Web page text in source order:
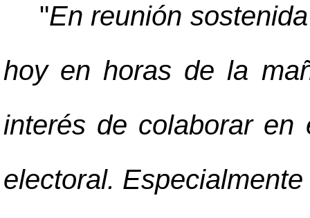
"En reunión
hoy en horas de la
interés de colaborar en
electoral.